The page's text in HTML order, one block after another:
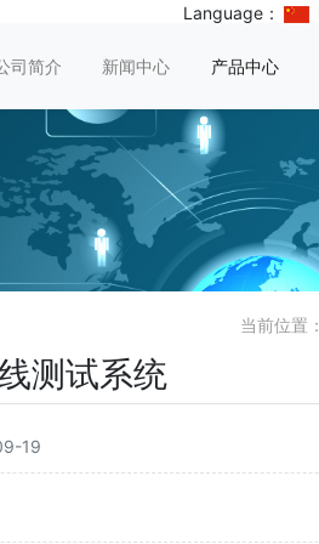
Language：
司简介 新闻中心 产品中心
当前位置：
测试系统
19